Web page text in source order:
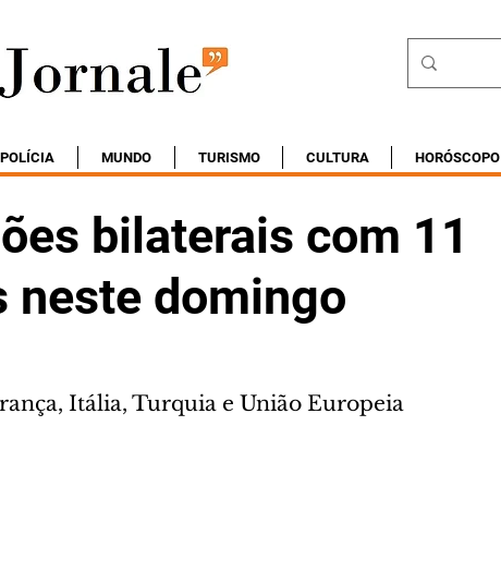
POLÍCIA MUNDO TURISMO CULTURA HORÓSCOPO
bilaterais com 11
neste domingo
Itália, Turquia e União Europeia